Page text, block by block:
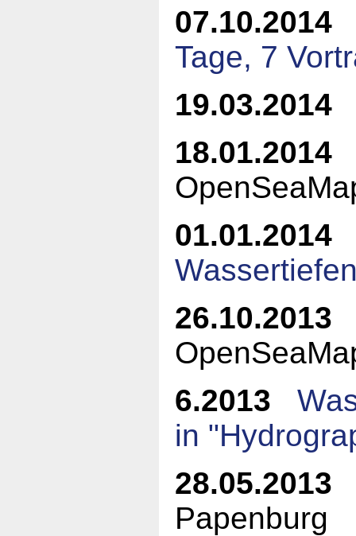
07.10.2014
Tage, 7
19.03.2014
18.01.2014
01.01.2014
26.10.2013
6.2013
in
28.05.2013
Papenburg